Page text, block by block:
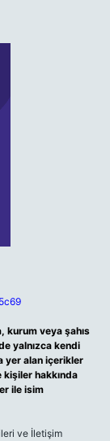
kurum veya şahıs
yalnızca kendi
yer alan içerikler
hakkında
ile isim
ve İletişim